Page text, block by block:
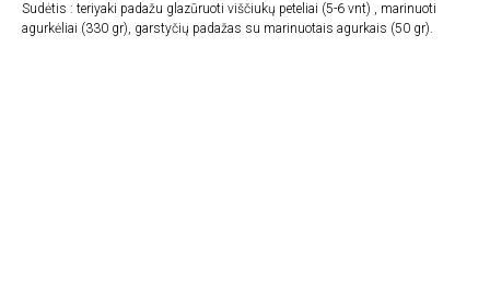
Sudėtis : teriyaki padažu glazūruoti viščiukų peteliai (5-6 vnt) , marinuoti
agurkėliai (330 gr), garstyčių padažas su marinuotais agurkais (50 gr).